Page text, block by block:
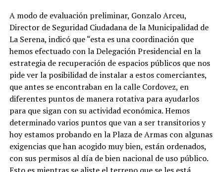
A modo de evaluación preliminar, Gonzalo Arceu,
Director de Seguridad Ciudadana de la Municipalidad de
La Serena, indicó que “esta es una coordinación que
hemos efectuado con la Delegación Presidencial en la
estrategia de recuperación de espacios públicos que nos
pide ver la posibilidad de instalar a estos comerciantes,
que antes se encontraban en la calle Cordovez, en
diferentes puntos de manera rotativa para ayudarlos
para que sigan con su actividad económica. Hemos
determinado varios puntos que van a ser transitorios y
hoy estamos probando en la Plaza de Armas con algunas
exigencias que han acogido muy bien, están ordenados,
con sus permisos al día de bien nacional de uso público.